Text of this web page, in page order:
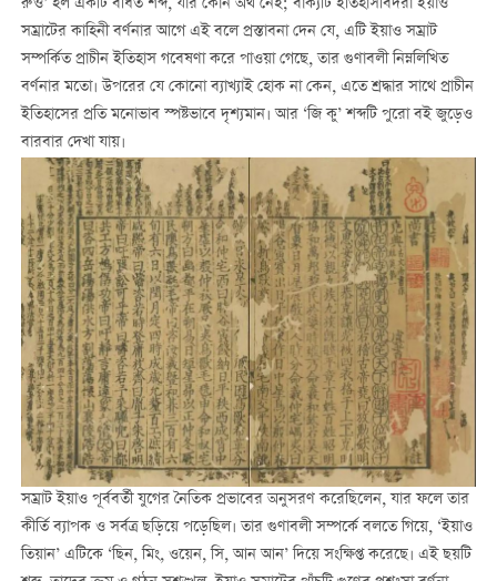
সম্রাটের কাহিনী বর্ণনার আগে এই বলে প্রস্তাবনা দেন যে, এটি ইয়াও সম্রাট
সম্পর্কিত প্রাচীন ইতিহাস গবেষণা করে পাওয়া গেছে, তার গুণাবলী নিম্নলিখিত
বর্ণনার মতো। উপরের যে কোনো ব্যাখ্যাই হোক না কেন, এতে শ্রদ্ধার সাথে প্রাচীন
ইতিহাসের প্রতি মনোভাব স্পষ্টভাবে দৃশ্যমান। আর ‘জি কু’ শব্দটি পুরো বই জুড়েও
বারবার দেখা যায়।
সম্রাট ইয়াও পূর্ববর্তী যুগের নৈতিক প্রভাবের অনুসরণ করেছিলেন, যার ফলে তার
কীর্তি ব্যাপক ও সর্বত্র ছড়িয়ে পড়েছিল। তার গুণাবলী সম্পর্কে বলতে গিয়ে, ‘ইয়াও
তিয়ান’ এটিকে ‘ছিন, মিং, ওয়েন, সি, আন আন’ দিয়ে সংক্ষিপ্ত করেছে। এই ছয়টি